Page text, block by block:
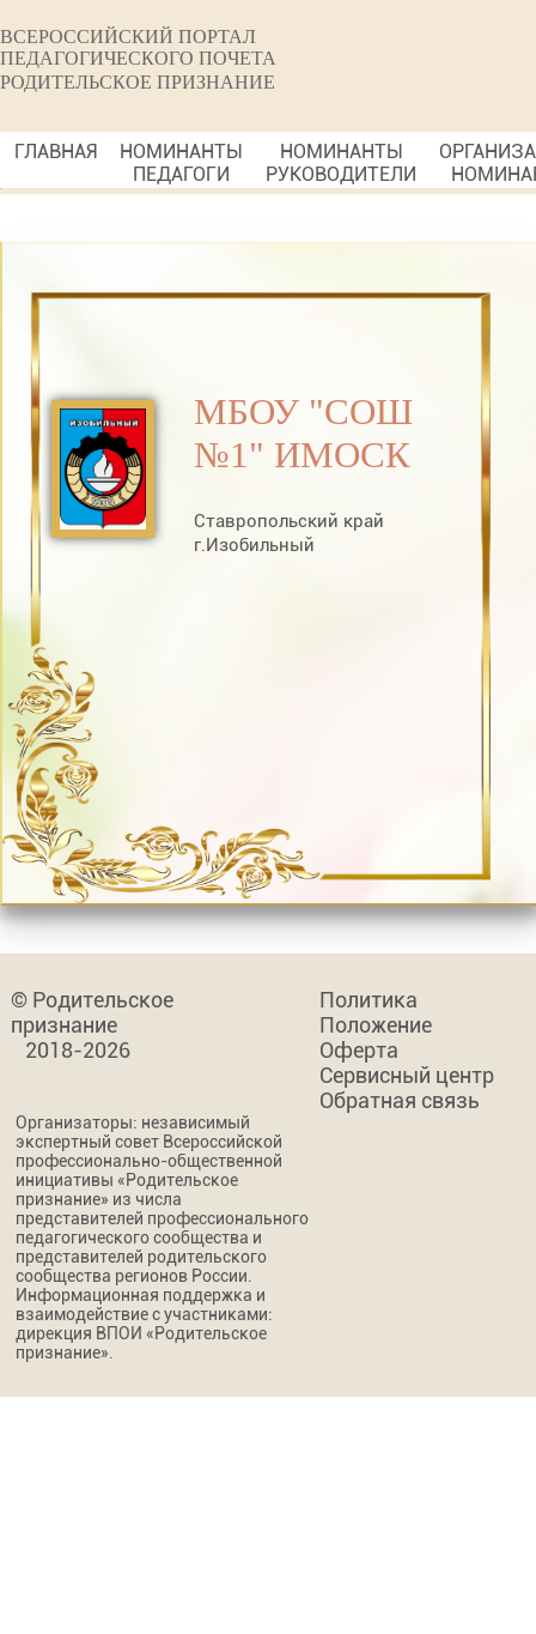
ВСЕРОССИЙСКИЙ ПОРТАЛ
ПЕДАГОГИЧЕСКОГО ПОЧЕТА
РОДИТЕЛЬСКОЕ ПРИЗНАНИЕ
ГЛАВНАЯ
НОМИНАНТЫ
ПЕДАГОГИ
НОМИНАНТЫ
РУКОВОДИТЕЛИ
МБОУ "СОШ
№1" ИМОСК
Ставропольский край
г.Изобильный
© Родительское
признание
2018-2026
Политика
Положение
Оферта
Сервисный центр
Обратная связь
Организаторы: независимый
экспертный совет Всероссийской
профессионально-общественной
инициативы «Родительское
признание» из числа
представителей профессионального
педагогического сообщества и
представителей родительского
сообщества регионов России.
Информационная поддержка и
взаимодействие с участниками:
дирекция ВПОИ «Родительское
признание».